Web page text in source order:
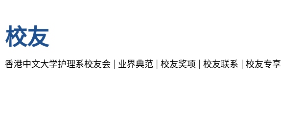
校友
香港中文大学护理系校友会 业界典范 校友奖项 校友联系 校友专享